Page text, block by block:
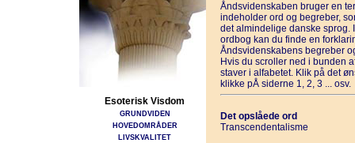
Esoterisk Visdom
GRUNDVIDEN
HOVEDOMRÅDER
LIVSKVALITET
Åndsvidenskaben bruger en
indeholder ord og begreber,
det almindelige danske sprog.
ordbog kan du finde en
Åndsvidenskabens begreber
Hvis du scroller ned i bunden
staver i alfabetet. Klik på det
klikke pÅ siderne 1, 2, 3 ... osv.
Det opslåede ord
Transcendentalisme